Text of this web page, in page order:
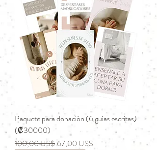
Paquete para donación (6 guías escritas)
(₡30000)
Precio
100,00 US$ Precio de oferta
67,00 US$